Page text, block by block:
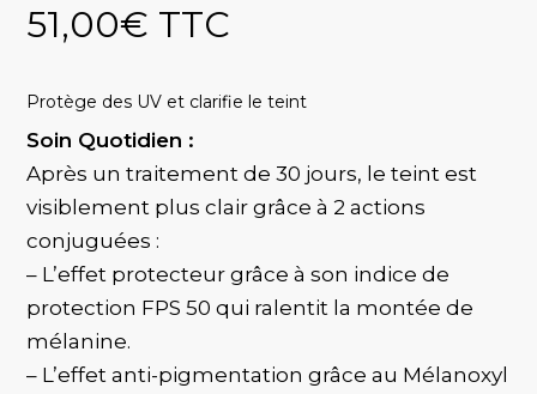
51,00€ TTC
Protège des UV et clarifie le teint
Soin Quotidien :
Après un traitement de 30 jours, le teint est
visiblement plus clair grâce à 2 actions
conjuguées :
– L’effet protecteur grâce à son indice de
protection FPS 50 qui ralentit la montée de
mélanine.
– L’effet anti-pigmentation grâce au Mélanoxyl